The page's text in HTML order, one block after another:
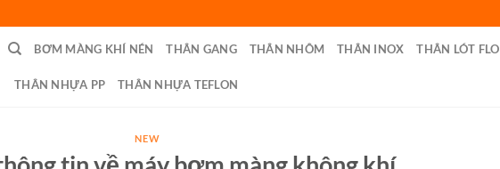
BƠM MÀNG KHÍ NÉN THÂN GANG THÂN NHÔM THÂN INOX THÂN LÓT FLO
THÂN NHỰA PP THÂN NHỰA TEFLON
NEW